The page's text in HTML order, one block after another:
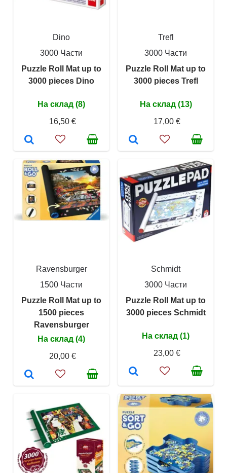
Dino
3000 Части
Puzzle Roll Mat up to
3000 pieces Dino
На склад (8)
16,50 €
Trefl
3000 Части
Puzzle Roll Mat up to
3000 pieces Trefl
На склад (13)
17,00 €
Ravensburger
1500 Части
Puzzle Roll Mat up to
1500 pieces
Ravensburger
На склад (4)
20,00 €
Schmidt
3000 Части
Puzzle Roll Mat up to
3000 pieces Schmidt
На склад (1)
23,00 €